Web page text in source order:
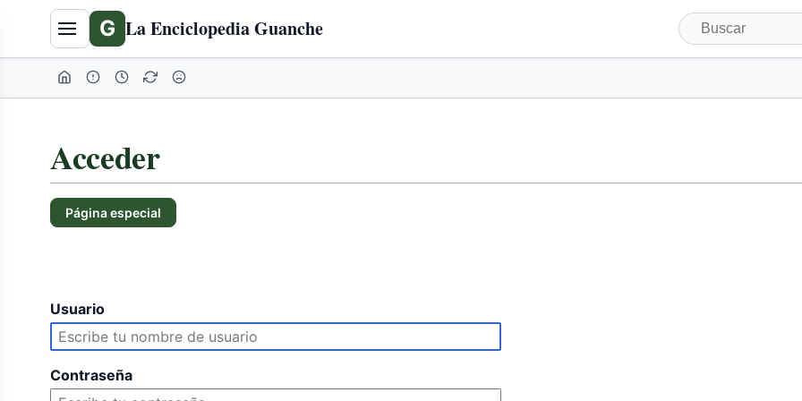
G La Enciclopedia Guanche
Acceder
Página especial
Usuario
Contraseña